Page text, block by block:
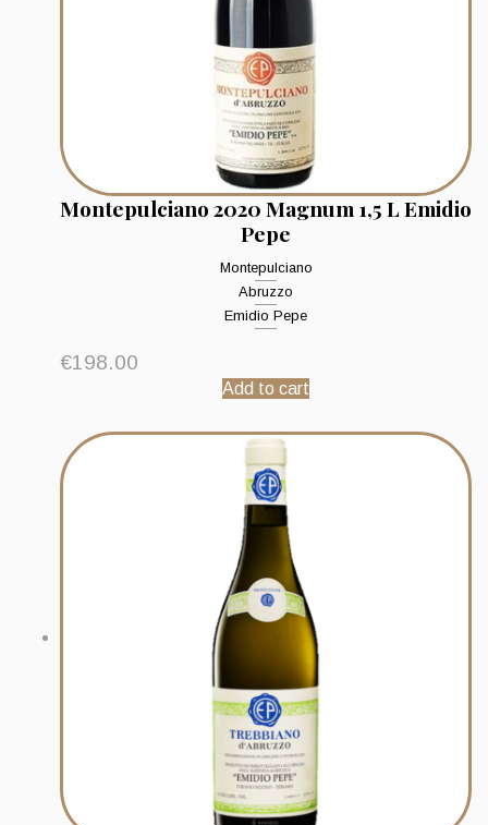
Montepulciano 2020 Magnum 1,5 L Emidio
Pepe
Montepulciano
Abruzzo
Emidio Pepe
€198.00
Add to cart